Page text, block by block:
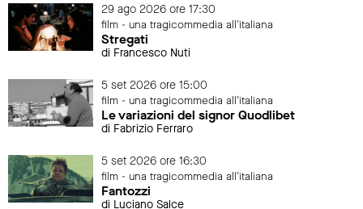
29 ago 2026 ore 17:30
film - una tragicommedia all'italiana
Stregati
di Francesco Nuti
5 set 2026 ore 15:00
film - una tragicommedia all'italiana
Le variazioni del signor Quodlibet
di Fabrizio Ferraro
5 set 2026 ore 16:30
film - una tragicommedia all'italiana
Fantozzi
di Luciano Salce